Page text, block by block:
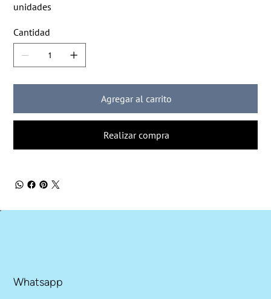
unidades
Cantidad
Agregar al carrito
Realizar compra
Whatsapp